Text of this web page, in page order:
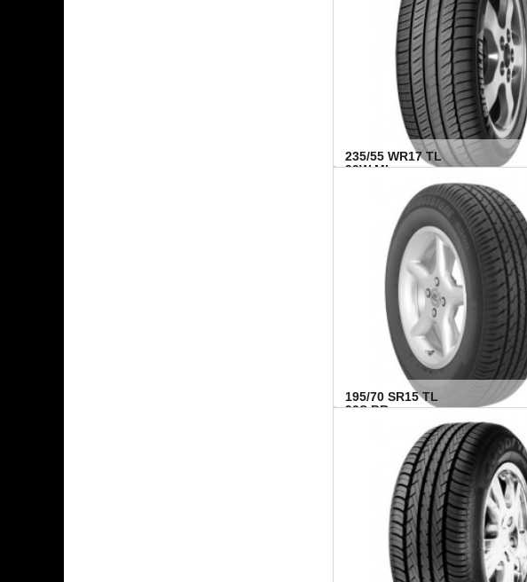
235/55 WR17 TL
99W MI...
195/70 SR15 TL
92S BR...